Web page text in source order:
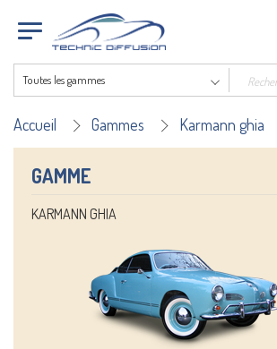
Toutes les gammes
Accueil Gammes Karmann ghia
GAMME
KARMANN GHIA